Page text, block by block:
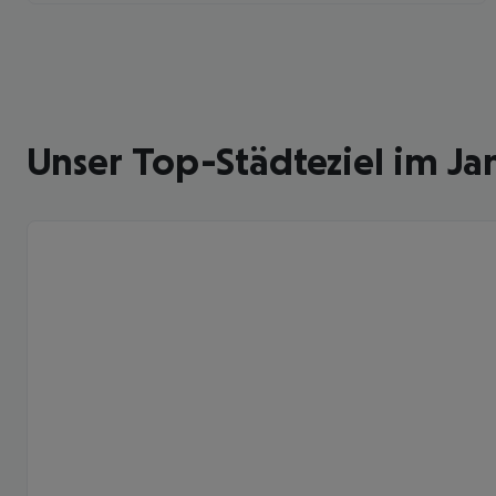
Unser Top-Städteziel im